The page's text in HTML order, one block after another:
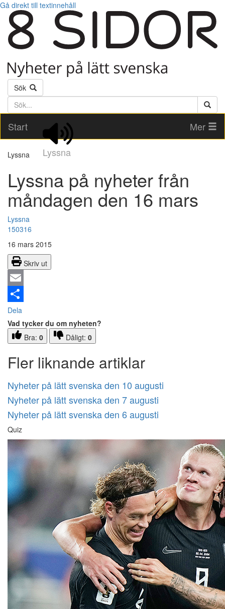
Gå direkt till textinnehåll
Sök
Söktext
Start
Lyssna
Mer
Lyssna
Lyssna på nyheter från
måndagen den 16 mars
Lyssna
150316
16 mars 2015
Skriv ut
Email
Dela
Vad tycker du om nyheten?
Bra: 0 Dåligt: 0
Fler liknande artiklar
Nyheter på lätt svenska den 10 augusti
Nyheter på lätt svenska den 7 augusti
Nyheter på lätt svenska den 6 augusti
Quiz